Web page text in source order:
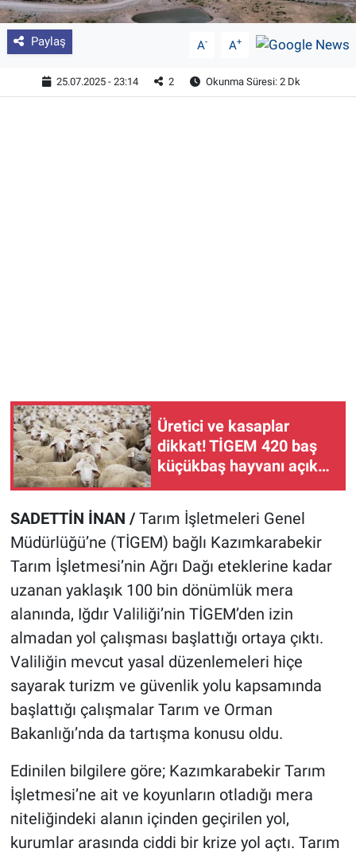
Paylaş A- A+
25.07.2025 - 23:14 2 Okunma Süresi: 2 Dk
Üretici ve kasaplar
dikkat! TİGEM 420 baş
küçükbaş hayvanı açık
artırmayla satacak
SADETTİN İNAN /Tarım İşletmeleri Genel
Müdürlüğü’ne (TİGEM) bağlı Kazımkarabekir
Tarım İşletmesi’nin Ağrı Dağı eteklerine kadar
uzanan yaklaşık 100 bin dönümlük mera
alanında, Iğdır Valiliği’nin TİGEM’den izin
almadan yol çalışması başlattığı ortaya çıktı.
Valiliğin mevcut yasal düzenlemeleri hiçe
sayarak turizm ve güvenlik yolu kapsamında
başlattığı çalışmalar Tarım ve Orman
Bakanlığı’nda da tartışma konusu oldu.
Edinilen bilgilere göre; Kazımkarabekir Tarım
İşletmesi’ne ait ve koyunların otladığı mera
niteliğindeki alanın içinden geçirilen yol,
kurumlar arasında ciddi bir krize yol açtı. Tarım
Tahıllar ve Baklagiller
Tohum